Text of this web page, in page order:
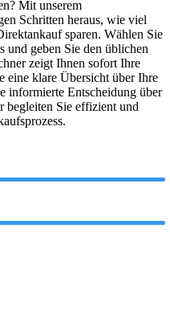
Mit unserem
Schritten heraus, wie viel
sparen. Wählen Sie
und geben Sie den üblichen
zeigt Ihnen sofort Ihre
eine klare Übersicht über Ihre
informierte Entscheidung über
Sie effizient und